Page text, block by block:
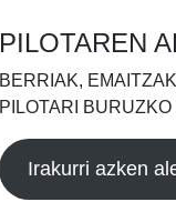
PILOTAREN
BERRIAK,
PILOTARI
Irakurri azken